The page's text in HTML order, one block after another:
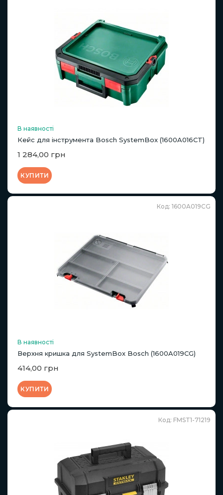
В наявності
Кейс для інструмента Bosch SystemBox (1600A016CT)
1 284,00 грн
КУПИТИ
Код: 1600A019CG
В наявності
Верхня кришка для SystemBox Bosch (1600A019CG)
414,00 грн
КУПИТИ
Код: FMST1-71219